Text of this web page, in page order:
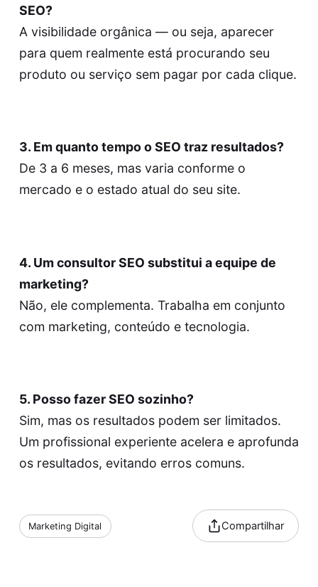
SEO?
A visibilidade orgânica — ou seja, aparecer
para quem realmente está procurando seu
produto ou serviço sem pagar por cada clique.
3. Em quanto tempo o SEO traz resultados?
De 3 a 6 meses, mas varia conforme o
mercado e o estado atual do seu site.
4. Um consultor SEO substitui a equipe de
marketing?
Não, ele complementa. Trabalha em conjunto
com marketing, conteúdo e tecnologia.
5. Posso fazer SEO sozinho?
Sim, mas os resultados podem ser limitados.
Um profissional experiente acelera e aprofunda
os resultados, evitando erros comuns.
Marketing Digital Compartilhar